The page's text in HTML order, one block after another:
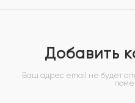
Добавить
Ваш адрес email не будет